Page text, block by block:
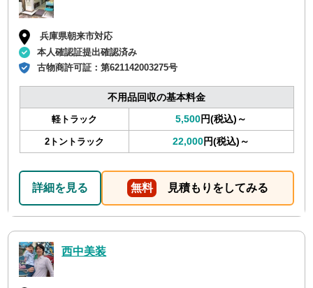
兵庫県朝来市対応
本人確認証提出確認済み
古物商許可証：第621142003275号
不用品回収の基本料金
軽トラック 5,500円(税込)～
2トントラック 22,000円(税込)～
詳細を見る 無料 見積もりをしてみる
西中美装